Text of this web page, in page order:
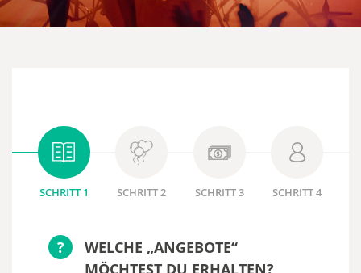
SCHRITT 1 SCHRITT 2 SCHRITT 3 SCHRITT 4
?
WELCHE „ANGEBOTE“
MÖCHTEST DU ERHALTEN?